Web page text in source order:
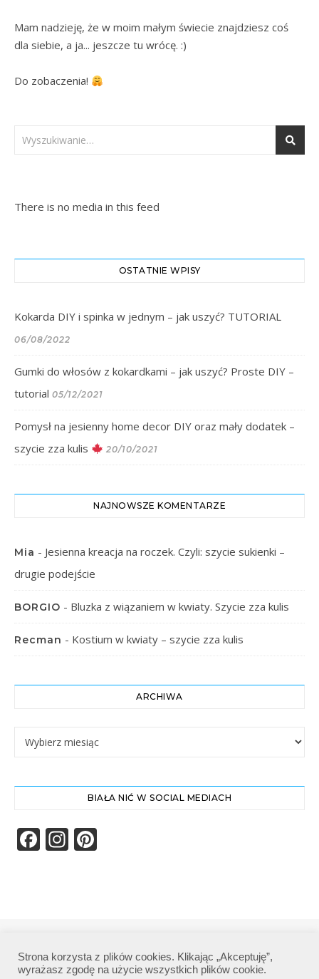
Mam nadzieję, że w moim małym świecie znajdziesz coś
dla siebie, a ja... jeszcze tu wrócę. :)
Do zobaczenia!
There is no media in this feed
OSTATNIE WPISY
Kokarda DIY i spinka w jednym – jak uszyć? TUTORIAL
06/08/2022
Gumki do włosów z kokardkami – jak uszyć? Proste DIY –
tutorial 05/12/2021
Pomysł na jesienny home decor DIY oraz mały dodatek –
szycie zza kulis
20/10/2021
NAJNOWSZE KOMENTARZE
Mia - Jesienna kreacja na roczek. Czyli: szycie sukienki –
drugie podejście
BORGIO - Bluzka z wiązaniem w kwiaty. Szycie zza kulis
Recman - Kostium w kwiaty – szycie zza kulis
ARCHIWA
Archiwa
BIAŁA NIĆ W SOCIAL MEDIACH
Facebook
Instagram
Polityka prywatności
Strona korzysta z plików cookies. Klikając „Akceptuję”,
wyrażasz zgodę na użycie wszystkich plików cookie.